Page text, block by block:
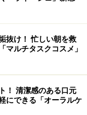
イナーをまつ毛の
の部分（A）は太め
抜け！ 忙しい朝を救
マルチタスクコスメ」
！ 清潔感のある口元
にできる「オーラルケ